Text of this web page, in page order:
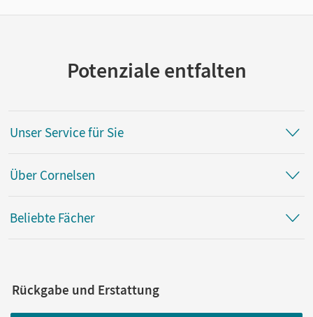
Potenziale entfalten
Unser Service für Sie
Über Cornelsen
Beliebte Fächer
Rückgabe und Erstattung